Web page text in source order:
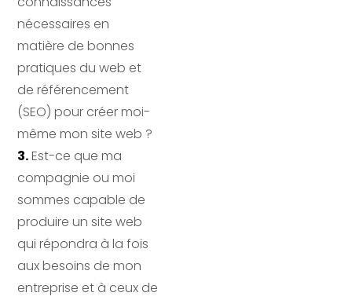
nécessaires en
matière de bonnes
pratiques du web et
de référencement
(SEO) pour créer moi-
même mon site web ?
3.Est-ce que ma
compagnie ou moi
sommes capable de
produire un site web
qui répondra à la fois
aux besoins de mon
entreprise et à ceux de